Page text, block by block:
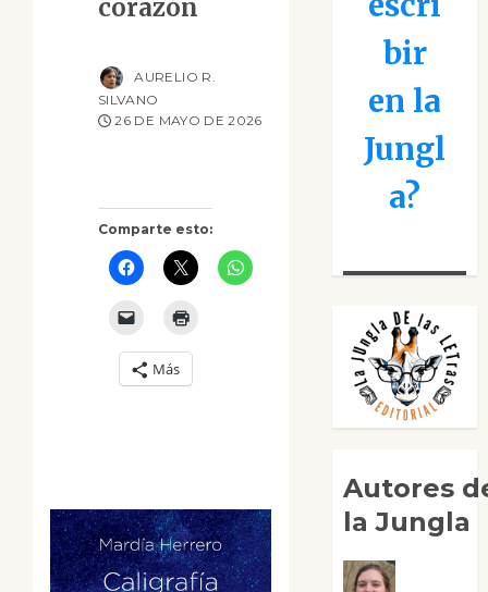
corazón
Comparte esto:
Más
AURELIO R.
SILVANO
26 DE MAYO DE 2026
bir
en la
Jungl
a?
Autores
la Jungla